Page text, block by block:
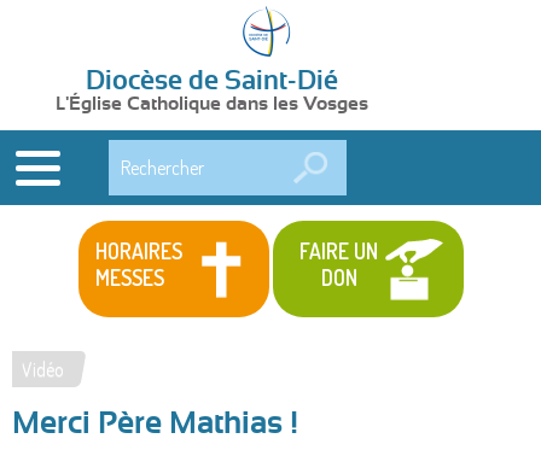
Diocèse de Saint-Dié
L'Église Catholique dans les Vosges
HORAIRES
MESSES
FAIRE UN
DON
Vous
êtes
Vidéo
Merci Père Mathias !